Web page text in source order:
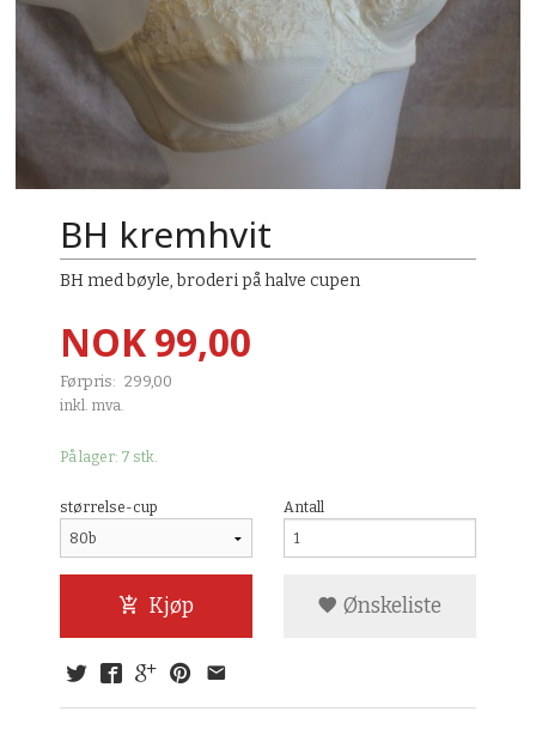
BH kremhvit
BH med bøyle, broderi på halve cupen
Tilbud
NOK99,00
Førpris: 299,00
Rabatt
inkl. mva.
På lager: 7 stk.
størrelse-cup Antall
Kjøp Ønskeliste